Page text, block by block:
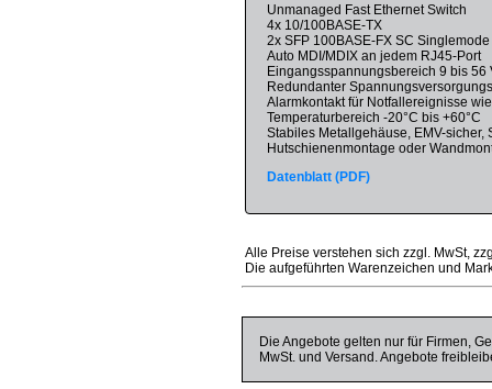
Unmanaged Fast Ethernet Switch
4x 10/100BASE-TX
2x SFP 100BASE-FX SC Singlemode
Auto MDI/MDIX an jedem RJ45-Port
Eingangsspannungsbereich 9 bis 56
Redundanter
Alarmkontakt für Notfallereignisse
Temperaturbereich -20°C bis +60°C
Stabiles Metallgehäuse, EMV-sicher,
Hutschienenmontage oder
Datenblatt (PDF)
Alle Preise verstehen sich zzgl. MwSt,
Die aufgeführten Warenzeichen und
Die Angebote gelten nur für Firmen,
MwSt. und Versand. Angebote